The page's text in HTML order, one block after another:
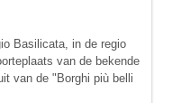
Basilicata, in de regio
van de bekende
van de "Borghi più belli